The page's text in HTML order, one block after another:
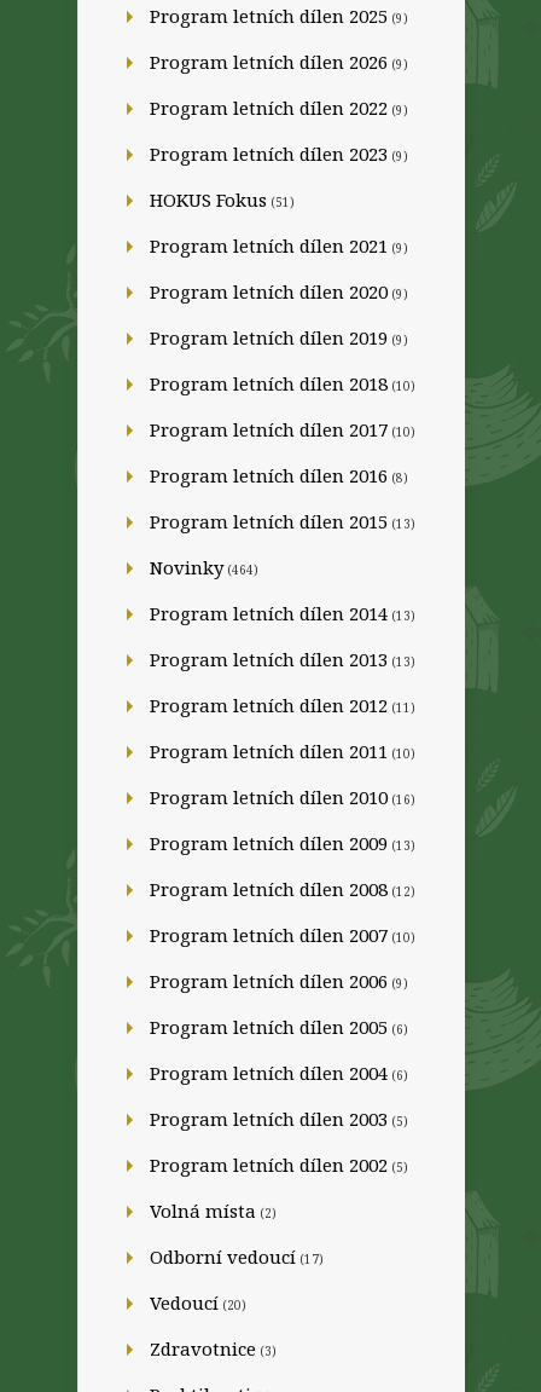
Program letních dílen 2025 (9)
Program letních dílen 2026 (9)
Program letních dílen 2022 (9)
Program letních dílen 2023 (9)
HOKUS Fokus (51)
Program letních dílen 2021 (9)
Program letních dílen 2020 (9)
Program letních dílen 2019 (9)
Program letních dílen 2018 (10)
Program letních dílen 2017 (10)
Program letních dílen 2016 (8)
Program letních dílen 2015 (13)
Novinky(464)
Program letních dílen 2014 (13)
Program letních dílen 2013 (13)
Program letních dílen 2012 (11)
Program letních dílen 2011 (10)
Program letních dílen 2010 (16)
Program letních dílen 2009 (13)
Program letních dílen 2008 (12)
Program letních dílen 2007 (10)
Program letních dílen 2006 (9)
Program letních dílen 2005 (6)
Program letních dílen 2004 (6)
Program letních dílen 2003 (5)
Program letních dílen 2002 (5)
Volná místa (2)
Odborní vedoucí (17)
Vedoucí (20)
Zdravotnice (3)